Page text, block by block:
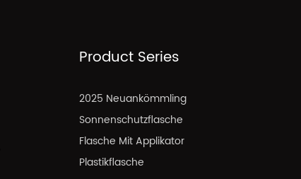
Product Series
2025 Neuankömmling
Sonnenschutzflasche
Flasche Mit Applikator
Plastikflasche